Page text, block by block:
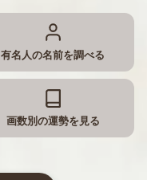
有名人の名前を調べる
画数別の運勢を見る